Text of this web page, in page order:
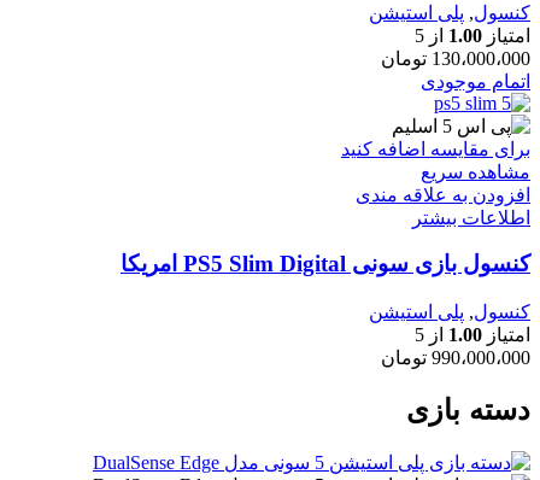
کنسول, پلی استیشن
امتیاز 1.00 از 5
130،000،000 تومان
اتمام موجودی
برای مقایسه اضافه کنید
مشاهده سریع
افزودن به علاقه مندی
اطلاعات بیشتر
کنسول بازی سونی PS5 Slim Digital امریکا
کنسول, پلی استیشن
امتیاز 1.00 از 5
990،000،000 تومان
دسته بازی